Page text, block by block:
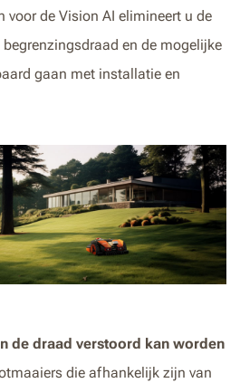
voor de Vision AI elimineert u de
en de mogelijke
gaan met installatie en
de draad verstoord kan worden
die afhankelijk zijn van